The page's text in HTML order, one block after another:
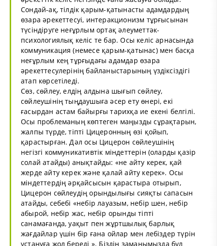
Сондай-ақ, тілдік қарым-қатынасты адамдардың
өзара әрекеттесуі, интеракционизм тұрғысынан
түсіндіруге неғұрлым ортақ әлеуметтәк-
психологиялық келіс те бар. Осы келіс арнасында
коммуникация (немесе қарым-қатынас) мен басқа
неғұрлым кең тұрғыдағы адамдар өзара
әрекеттесулерінің байланыстарының үздіксіздігі
атап көрсетіледі.
Сөз, сөйлеу, елдің алдына шығып сөйлеу,
сөйлеушінің тыңдаушыға әсер ету өнері, екі
ғасырдан астам байырғы тарихқа ие екені белгілі.
Осы проблеманың көптеген маңызды сұрақтарын,
жалпы түрде, тіпті Цицеронның өзі қойып,
қарастырған. Дәл осы Цицерон сөйлеушінің
негізгі коммуникативтік міндеттерін (оларды қазір
солай атайды) анықтайды: «не айту керек, қай
жерде айту керек және қалай айту керек». Осы
міндеттердің әрқайсысын қарастыра отырып,
Цицерон сөйлеудің орындылығы сияқты сапасын
атайды, себебі «небір лауазым, небір шен, небір
абырой, небір жас, небір орынды тіпті
санамағанда, уақыт пен жұртшылық барлық
жағдайлар үшін бір ғана ойлар мен лебіздер түрін
ұстануға жол береді ». Біздің заманымызда бұл